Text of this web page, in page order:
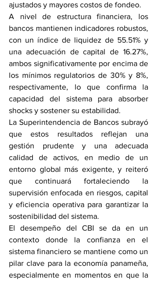
ajustados y mayores costos de fondeo.
A nivel de estructura financiera, los
bancos mantienen indicadores robustos,
con un índice de liquidez de 55.51% y
una adecuación de capital de 16.27%,
ambos significativamente por encima de
los mínimos regulatorios de 30% y 8%,
respectivamente, lo que confirma la
capacidad del sistema para absorber
shocks y sostener su estabilidad.
La Superintendencia de Bancos subrayó
que estos resultados reflejan una
gestión prudente y una adecuada
calidad de activos, en medio de un
entorno global más exigente, y reiteró
que continuará fortaleciendo la
supervisión enfocada en riesgos, capital
y eficiencia operativa para garantizar la
sostenibilidad del sistema.
El desempeño del CBI se da en un
contexto donde la confianza en el
sistema financiero se mantiene como un
pilar clave para la economía panameña,
especialmente en momentos en que la